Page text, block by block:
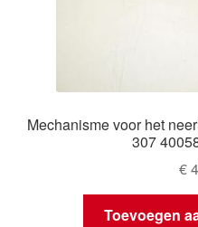
Mechanisme voor het
307
€
Toevoegen